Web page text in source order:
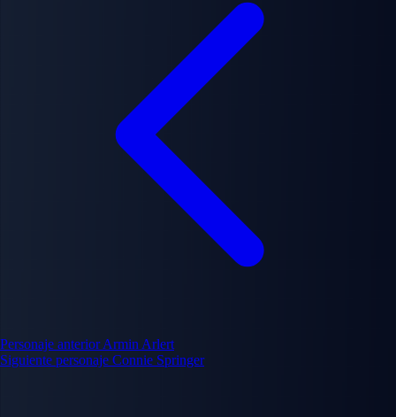
Personaje anterior Armin Arlert
Siguiente personaje Connie Springer